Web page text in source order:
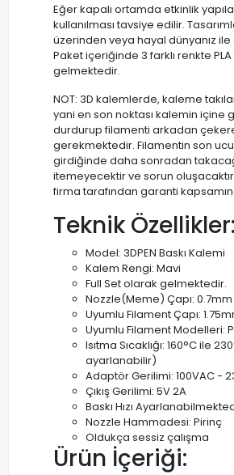
Eğer kapalı ortamda etkinlik
kullanılması tavsiye edilir.
üzerinden veya hayal dünyanız
Paket içeriğinde 3 farklı renkte
gelmektedir.
NOT: 3D kalemlerde, kaleme
yani en son noktası kalemin içine
durdurup filamenti arkadan
gerekmektedir. Filamentin son
girdiğinde daha sonradan
itemeyecektir ve sorun
firma tarafından garanti
Teknik Özellikler:
Model: 3DPEN Baskı Kalemi
Kalem Rengi: Mavi
Full Set olarak gelmektedir.
Nozzle(Meme) Çapı: 0.7mm
Uyumlu Filament Çapı:
Uyumlu Filament Modelleri:
Isıtma Sıcaklığı: 160°C ile
ayarlanabilir)
Adaptör Gerilimi: 100VAC -
Çıkış Gerilimi: 5V 2A
Baskı Hızı
Nozzle Hammadesi: Pirinç
Oldukça sessiz çalışma
Ürün İçeriği: